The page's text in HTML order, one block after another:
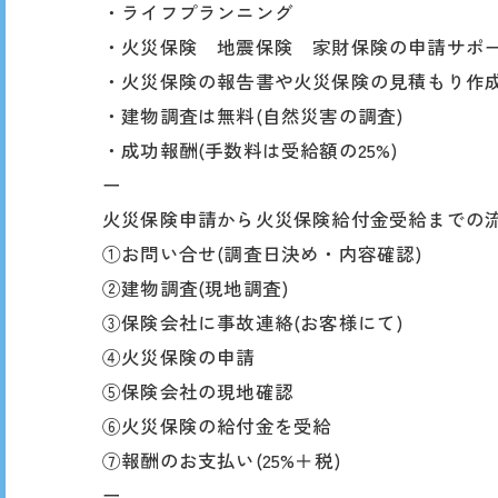
・ライフプランニング
・火災保険 地震保険 家財保険の申請サポ
・火災保険の報告書や火災保険の見積もり作
・建物調査は無料(自然災害の調査)
・成功報酬(手数料は受給額の25%)
ー
火災保険申請から火災保険給付金受給までの
①お問い合せ(調査日決め・内容確認)
②建物調査(現地調査)
③保険会社に事故連絡(お客様にて)
④火災保険の申請
⑤保険会社の現地確認
⑥火災保険の給付金を受給
⑦報酬のお支払い(25%＋税)